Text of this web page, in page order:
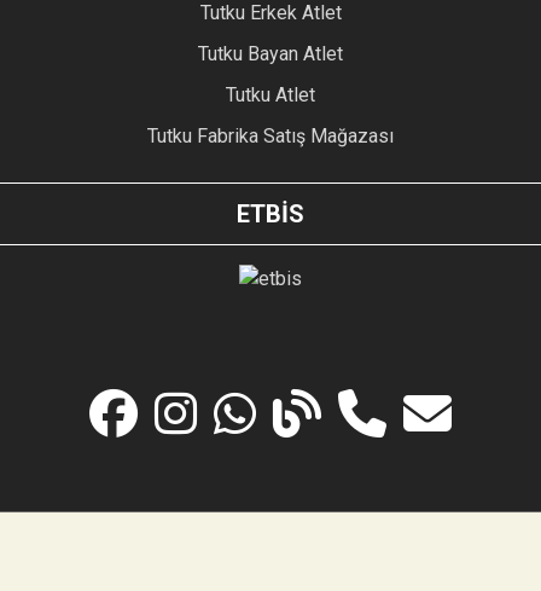
Tutku Erkek Atlet
Tutku Bayan Atlet
Tutku Atlet
Tutku Fabrika Satış Mağazası
ETBİS